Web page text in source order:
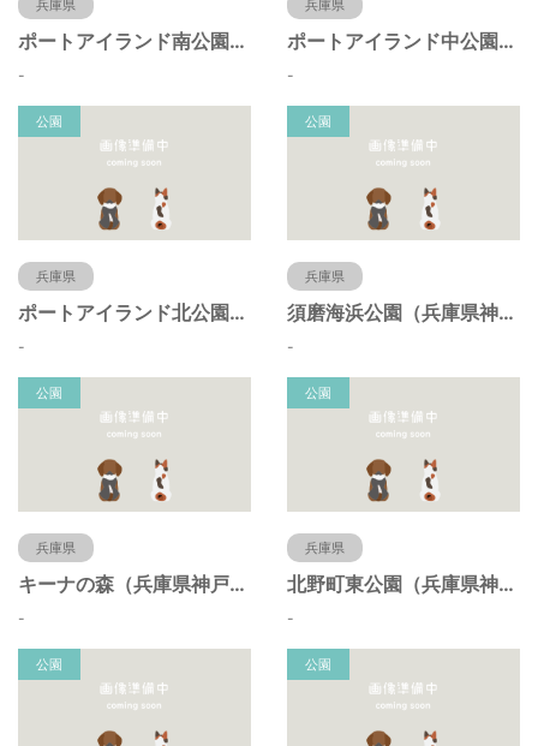
兵庫県
ポートアイランド南公園（兵庫県神戸市）
-
兵庫県
ポートアイランド中公園（兵庫県神戸市）
-
公園
兵庫県
ポートアイランド北公園（兵庫県神戸市）
-
公園
兵庫県
須磨海浜公園（兵庫県神戸市）
-
公園
兵庫県
キーナの森（兵庫県神戸市）
-
公園
兵庫県
北野町東公園（兵庫県神戸市）
-
公園 公園